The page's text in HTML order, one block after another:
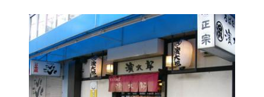
篠原模型店
江戸清
COSME CLUB
雷神堂横浜根岸店